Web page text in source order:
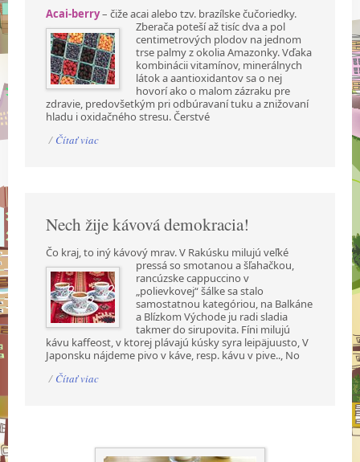
Acai-berry– čiže acai alebo tzv. brazílske čučoriedky.
Zberača poteší až tisíc dva a pol
centimetrových plodov na jednom
trse palmy z okolia Amazonky. Vďaka
kombinácii vitamínov, minerálnych
látok a aantioxidantov sa o nej
hovorí ako o malom zázraku pre
zdravie, predovšetkým pri odbúravaní tuku a znižovaní
hladu i oxidačného stresu. Čerstvé
/ Čítať viac
Nech žije kávová demokracia!
Čo kraj, to iný kávový mrav. V Rakúsku milujú veľké
pressá so smotanou a šľahačkou,
rancúzske cappuccino v
„polievkovej“ šálke sa stalo
samostatnou kategóriou, na Balkáne
a Blízkom Východe ju radi sladia
takmer do sirupovita. Fíni milujú
kávu kaffeost, v ktorej plávajú kúsky syra leipäjuusto, V
Japonsku nájdeme pivo v káve, resp. kávu v pive.., No
/ Čítať viac